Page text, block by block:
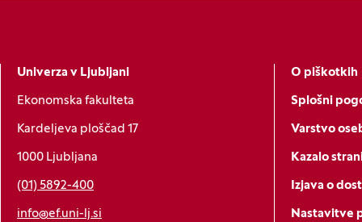
Univerza v Ljubljani
Ekonomska fakulteta
Kardeljeva ploščad 17
1000 Ljubljana
(01) 5892-400
info@ef.uni-lj.si
O piškotkih
Splošni
Varstvo
Kazalo
Izjava o
Nastavitve